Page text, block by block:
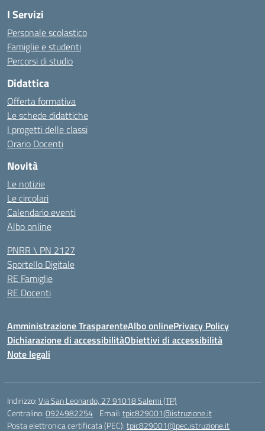
I Servizi
Personale scolastico
Famiglie e studenti
Percorsi di studio
Didattica
Offerta formativa
Le schede didattiche
I progetti delle classi
Orario Docenti
Novità
Le notizie
Le circolari
Calendario eventi
Albo online
PNRR \ PN 2127
Sportello Digitale
RE Famiglie
RE Docenti
Amministrazione TrasparenteAlbo onlinePrivacy Policy
Dichiarazione di accessibilitàObiettivi di accessibilità
Note legali
Indirizzo:Via San Leonardo, 27 91018 Salemi (TP)
Centralino:0924982254 Email:tpic829001@istruzione.it
Posta elettronica certificata (PEC):tpic829001@pec.istruzione.it